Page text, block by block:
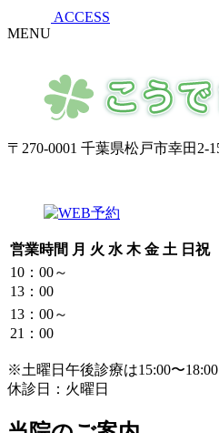
ACCESS
MENU
〒270-0001 千葉県松戸市幸田2-
営業時間 月 火 水 木 金 土 日祝
10：00～
13：00
13：00～
21：00
※土曜日午後診療は15:00〜18:00
休診日：火曜日